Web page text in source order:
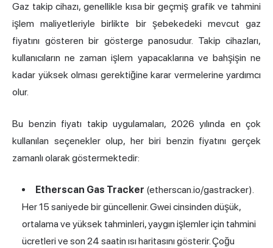
Gaz takip cihazı, genellikle kısa bir geçmiş grafik ve tahmini
işlem maliyetleriyle birlikte bir şebekedeki mevcut gaz
fiyatını gösteren bir gösterge panosudur. Takip cihazları,
kullanıcıların ne zaman işlem yapacaklarına ve bahşişin ne
kadar yüksek olması gerektiğine karar vermelerine yardımcı
olur.
Bu benzin fiyatı takip uygulamaları, 2026 yılında en çok
kullanılan seçenekler olup, her biri benzin fiyatını gerçek
zamanlı olarak göstermektedir:
Etherscan Gas Tracker (etherscan.io/gastracker).
Her 15 saniyede bir güncellenir. Gwei cinsinden düşük,
ortalama ve yüksek tahminleri, yaygın işlemler için tahmini
ücretleri ve son 24 saatin ısı haritasını gösterir. Çoğu